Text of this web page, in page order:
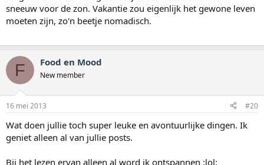
sneeuw voor de zon. Vakantie zou eigenlijk het gewone leven
moeten zijn, zo'n beetje nomadisch.
F Food en Mood
New member
16 mei 2013 #20
Wat doen jullie toch super leuke en avontuurlijke dingen. Ik
geniet alleen al van jullie posts.
Bij het lezen ervan alleen al word ik ontspannen :lol: